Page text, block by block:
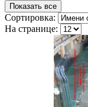
Показать все
Сортировка:
На странице: